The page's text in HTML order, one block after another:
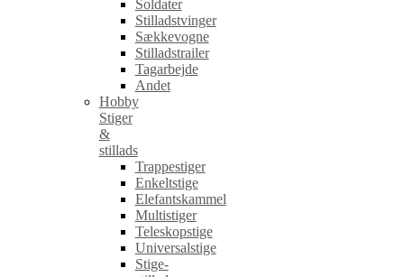
Soldater
Stilladstvinger
Sækkevogne
Stilladstrailer
Tagarbejde
Andet
Hobby
Stiger
&
stillads
Trappestiger
Enkeltstige
Elefantskammel
Multistiger
Teleskopstige
Universalstige
Stige-